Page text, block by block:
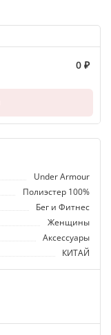
0 ₽
Under Armour
Полиэстер 100%
Бег и Фитнес
Женщины
Аксессуары
КИТАЙ